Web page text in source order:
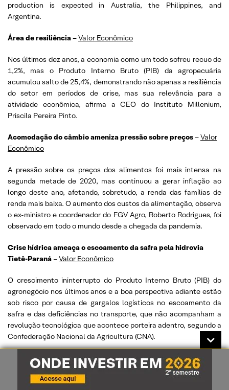
production is expected in Australia, the Philippines, and
Argentina.
Área de resiliência –Valor Econômico
Nos últimos dez anos, a economia como um todo sofreu recuo de
1,2%, mas o Produto Interno Bruto (PIB) da agropecuária
acumulou salto de 25,4%, demonstrando não apenas a resiliência
do setor em períodos de crise, mas sua relevância para a
atividade econômica, afirma a CEO do Instituto Millenium,
Priscila Pereira Pinto.
Acomodação do câmbio ameniza pressão sobre preços –Valor
Econômico
A pressão sobre os preços dos alimentos foi mais intensa na
segunda metade de 2020, mas continuou a gerar inflação ao
longo deste ano, afetando, sobretudo, a renda das famílias de
renda mais baixa. O aumento dos custos da alimentação, observa
o ex-ministro e coordenador do FGV Agro, Roberto Rodrigues, foi
observado em todo o mundo desde a chegada da pandemia.
Crise hídrica ameaça o escoamento da safra pela hidrovia
Tietê-Paraná –Valor Econômico
O crescimento ininterrupto do Produto Interno Bruto (PIB) do
agronegócio nos últimos anos e a boa perspectiva adiante estão
sob risco por causa de gargalos logísticos no escoamento da
safra e das deficiências no transporte, que não acompanham a
revolução tecnológica que acontece porteira adentro, segundo a
Confederação Nacional da Agricultura (CNA).
Cenário segue positivo para vendas externas de açúcar e para
o etanol– Valor Econômico